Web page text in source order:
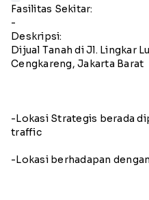
Fasilitas Sekitar:
-
Deskripsi:
Dijual Tanah di Jl. Lingkar
Cengkareng, Jakarta Barat
-Lokasi Strategis berada
traffic
-Lokasi berhadapan